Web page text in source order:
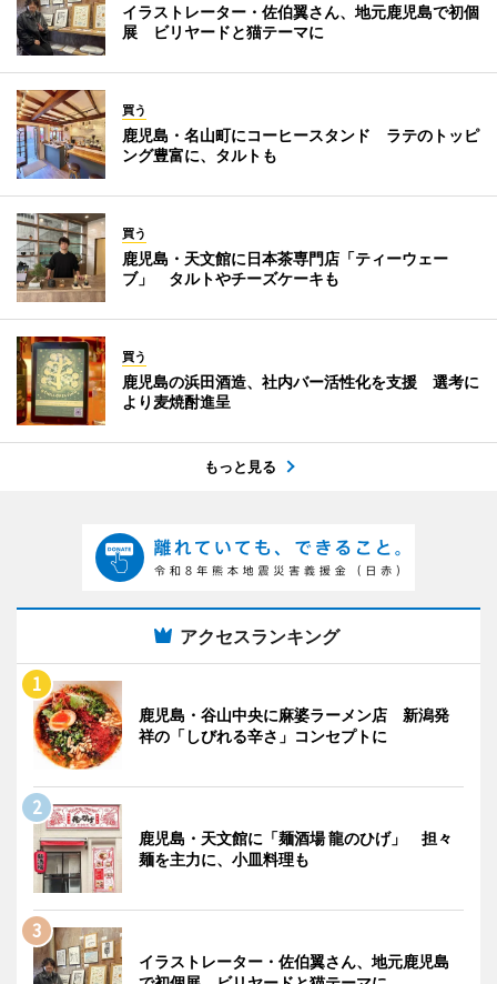
イラストレーター・佐伯翼さん、地元鹿児島で初個
展 ビリヤードと猫テーマに
買う
鹿児島・名山町にコーヒースタンド ラテのトッピ
ング豊富に、タルトも
買う
鹿児島・天文館に日本茶専門店「ティーウェー
ブ」 タルトやチーズケーキも
買う
鹿児島の浜田酒造、社内バー活性化を支援 選考に
より麦焼酎進呈
もっと見る
アクセスランキング
鹿児島・谷山中央に麻婆ラーメン店 新潟発
祥の「しびれる辛さ」コンセプトに
鹿児島・天文館に「麺酒場 龍のひげ」 担々
麺を主力に、小皿料理も
イラストレーター・佐伯翼さん、地元鹿児島